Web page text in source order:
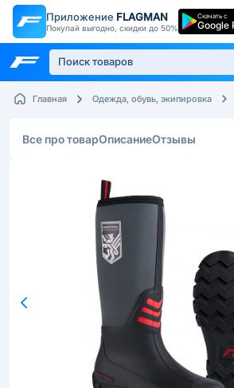
Приложение FLAGMAN
Покупай выгодно, скидки до 50%
Скачать с
Google
Главная Одежда, обувь, экипировка
Все про товарОписаниеОтзывы